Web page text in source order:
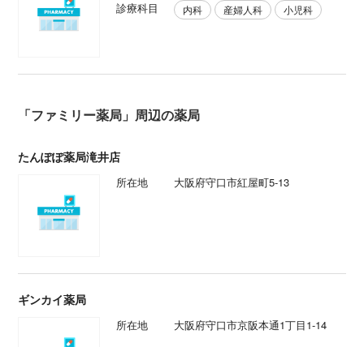
診療科目
内科 産婦人科 小児科
「ファミリー薬局」周辺の薬局
たんぽぽ薬局滝井店
所在地 大阪府守口市紅屋町5-13
ギンカイ薬局
所在地 大阪府守口市京阪本通1丁目1-14